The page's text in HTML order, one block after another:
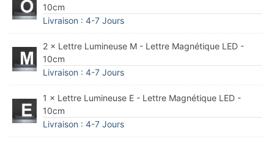
10cm
Livraison : 4-7 Jours
2 × Lettre Lumineuse M - Lettre Magnétique LED -
10cm
Livraison : 4-7 Jours
1 × Lettre Lumineuse E - Lettre Magnétique LED -
10cm
Livraison : 4-7 Jours